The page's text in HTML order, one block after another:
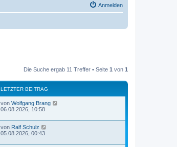
Anmelden
Die Suche ergab 11 Treffer • Seite 1 von 1
LETZTER BEITRAG
von Wolfgang Brang
06.08.2026, 10:58
von Ralf Schulz
05.08.2026, 00:43